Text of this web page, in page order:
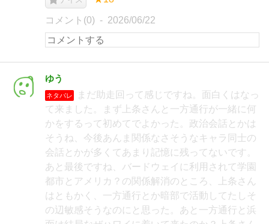
コメント(0) 2026/06/22
ゆう
ネタバレ
まだ助走回って感じですね。面白くはなっ
て来ました。まず上条さんと一方通行が一緒に何
かをするって初めてでよかった。政治会話とかは
そうね、今後あんま関係なさそうなキャラ同士の
会話とかが多くてあまり記憶に残ってないです。
あと最後ですね、バードウェイに利用されて学園
都市とアメリカ？の関係解消のところ、上条さん
はともかく、一方通行とか暗部で活動してたしそ
の辺敏感そうなのにと思った。あと一方通行と浜